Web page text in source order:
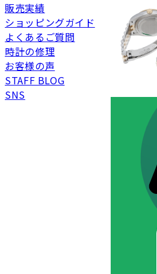
販売実績
ショッピングガイド
よくあるご質問
時計の修理
お客様の声
STAFF BLOG
SNS
新品
未使用
Aランク
ABランク
Bランク
BCランク